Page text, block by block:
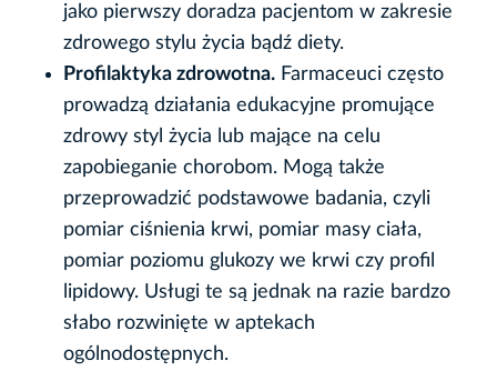
jako pierwszy doradza pacjentom w zakresie
zdrowego stylu życia bądź diety.
Profilaktyka zdrowotna. Farmaceuci często
prowadzą działania edukacyjne promujące
zdrowy styl życia lub mające na celu
zapobieganie chorobom. Mogą także
przeprowadzić podstawowe badania, czyli
pomiar ciśnienia krwi, pomiar masy ciała,
pomiar poziomu glukozy we krwi czy profil
lipidowy. Usługi te są jednak na razie bardzo
słabo rozwinięte w aptekach
ogólnodostępnych.